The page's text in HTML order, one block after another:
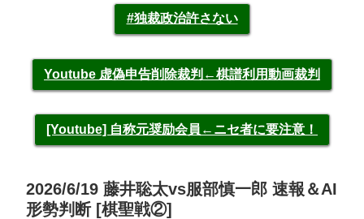
#独裁政治許さない
Youtube 虚偽申告削除裁判←棋譜利用動画裁判
[Youtube] 自称元奨励会員←ニセ者に要注意！
2026/6/19 藤井聡太vs服部慎一郎 速報＆AI
形勢判断 [棋聖戦②]